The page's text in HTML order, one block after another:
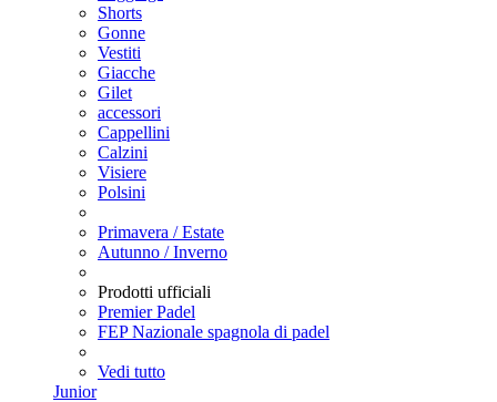
Shorts
Gonne
Vestiti
Giacche
Gilet
accessori
Cappellini
Calzini
Visiere
Polsini
Primavera / Estate
Autunno / Inverno
Prodotti ufficiali
Premier Padel
FEP Nazionale spagnola di padel
Vedi tutto
Junior